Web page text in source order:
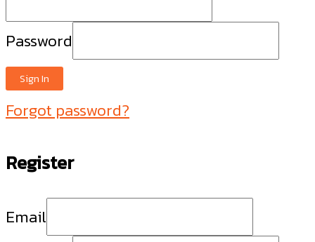
Password
Sign In
Forgot password?
Register
Email